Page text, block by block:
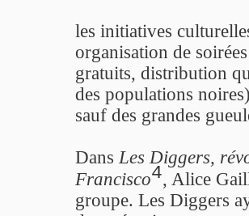
les initiatives
organisation de
gratuits, distribution
des populations
sauf des grandes
Dans Les Diggers,
Francisco4, Alice
groupe. Les Diggers